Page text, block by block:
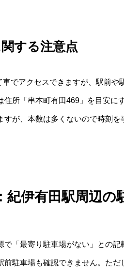
する注意点
でアクセスできますが、駅前や
所「串本町有田469」を目安に
が、本数は多くないので時刻を
伊有田駅周辺の
「最寄り駐車場がない」との記
駐車場も確認できません。ただ